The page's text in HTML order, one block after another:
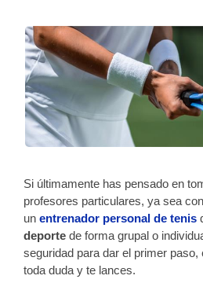
Si últimamente has pensado en
profesores particulares, ya sea con
un entrenador personal de tenis
deporte de forma grupal o
seguridad para dar el primer
toda duda y te lances.